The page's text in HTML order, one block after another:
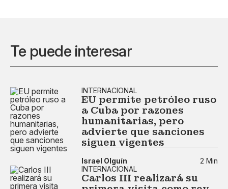
Te puede interesar
INTERNACIONAL
EU permite petróleo ruso
a Cuba por razones
humanitarias, pero
advierte que sanciones
siguen vigentes
Israel Olguín
2 Min
INTERNACIONAL
Carlos III realizará su